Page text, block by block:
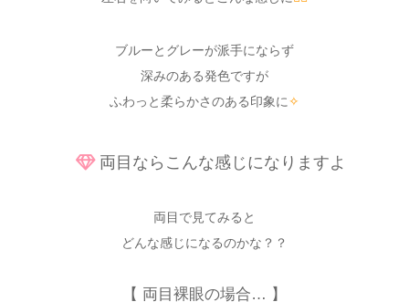
ブルーとグレーが派手にならず
深みのある発色ですが
ふわっと柔らかさのある印象に✧
両目ならこんな感じになりますよ
両目で見てみると
どんな感じになるのかな？？
【 両目裸眼の場合… 】